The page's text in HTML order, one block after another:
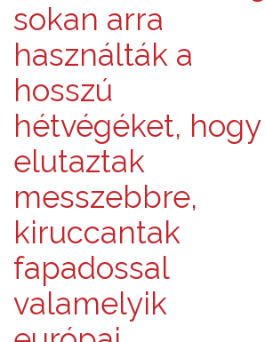
sokan arra
használták a
hosszú
hétvégéket, hogy
elutaztak
messzebbre,
kiruccantak
fapadossal
valamelyik